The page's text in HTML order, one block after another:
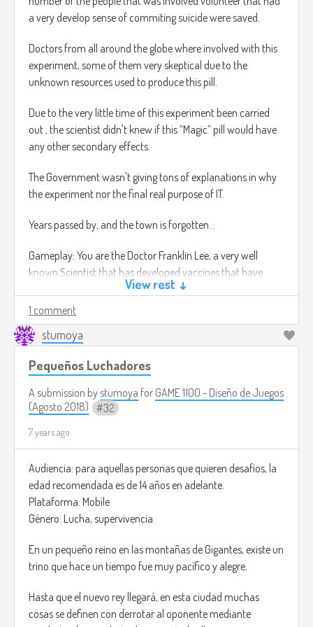
next level.
Music will get louder the more NPC are nearby.
a very develop sense of commiting suicide were saved.
Doctors from all around the globe where involved with this
experiment, some of them very skeptical due to the
unknown resources used to produce this pill.
Due to the very little time of this experiment been carried
out , the scientist didn't knew if this “Magic” pill would have
any other secondary effects.
The Government wasn't giving tons of explanations in why
the experiment nor the final real purpose of IT.
Years passed by, and the town is forgotten…
Gameplay: You are the Doctor Franklin Lee, a very well
known Scientist that has developed vaccines that have
changed the world forever.
Franklin was assigned a mission by the government of the
USA to investigate what has happened to this city,
“Is the year 2084, Dr.Franklin made it to the forgotten city,
as soon as he reaches the city all electronics stopped
working, looks like a working EMP1 was in the city.
Everything uses oil to work, lamps, even horses are used as a
vay of transport.
People in the city are quiet, they dont look human at all.
As soon as the night hits, everything changes, They become
aggressive, and start to kill each other. they even eat each
other.”
this people and where this pill comes from.
Your ultimate goal is to get the formula to the USA. but to
labs in the city that are all surrounded with this creatures
that if they notice that you are not one of them they will
View rest ↓
1 comment
stumoya
Pequeños Luchadores
A submission bystumoya for GAME 1100 - Diseño de Juegos
(Agosto 2018)
32
7 years ago
Audiencia: para aquellas personas que quieren desafíos, la
edad recomendada es de 14 años en adelante.
Plataforma: Mobile
Género: Lucha, supervivencia
En un pequeño reino en las montañas de Gigantes, existe un
trino que hace un tiempo fue muy pacífico y alegre.
Hasta que el nuevo rey llegará, en esta ciudad muchas
cosas se definen con derrotar al oponente mediante